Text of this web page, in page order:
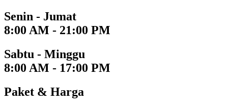
Senin - Jumat
8:00 AM - 21:00 PM
Sabtu - Minggu
8:00 AM - 17:00 PM
Paket & Harga